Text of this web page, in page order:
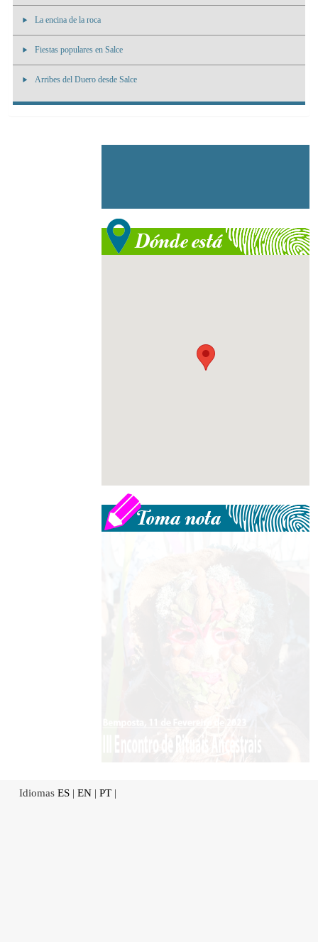
La encina de la roca
Fiestas populares en Salce
Arribes del Duero desde Salce
Idiomas ES | EN | PT |